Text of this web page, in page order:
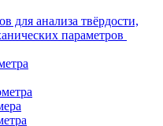
для анализа твёрдости,
параметров